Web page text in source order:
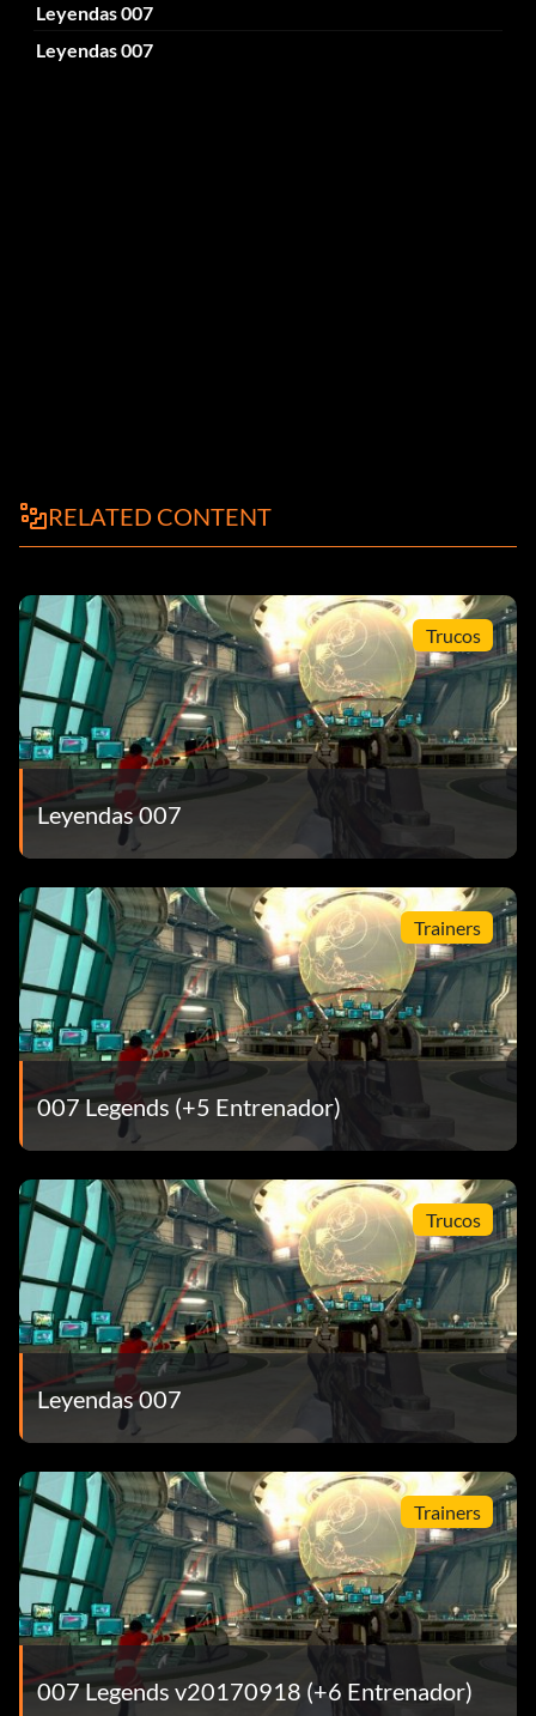
Leyendas 007
Leyendas 007
RELATED CONTENT
Trucos
Leyendas 007
Trainers
007 Legends (+5 Entrenador)
Trucos
Leyendas 007
Trainers
007 Legends v20170918 (+6 Entrenador)